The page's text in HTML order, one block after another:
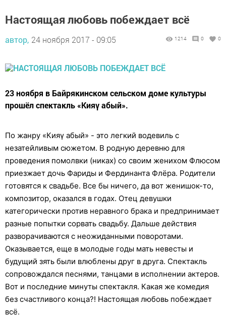
Настоящая любовь побеждает всё
автор, 24 ноября 2017 - 09:05 1214 0 0
23 ноября в Байрякинском сельском доме культуры
прошёл спектакль «Кияү абый».
По жанру «Кияү абый» - это легкий водевиль с
незатейливым сюжетом. В родную деревню для
проведения помолвки (никах) со своим женихом Флюсом
приезжает дочь Фариды и Фердинанта Флёра. Родители
готовятся к свадьбе. Все бы ничего, да вот женишок-то,
композитор, оказался в годах. Отец девушки
категорически против неравного брака и предпринимает
разные попытки сорвать свадьбу. Дальше действия
разворачиваются с неожиданными поворотами.
Оказывается, еще в молодые годы мать невесты и
будущий зять были влюблены друг в друга. Спектакль
сопровождался песнями, танцами в исполнении актеров.
Вот и последние минуты спектакля. Какая же комедия
без счастливого конца?! Настоящая любовь побеждает
всё.